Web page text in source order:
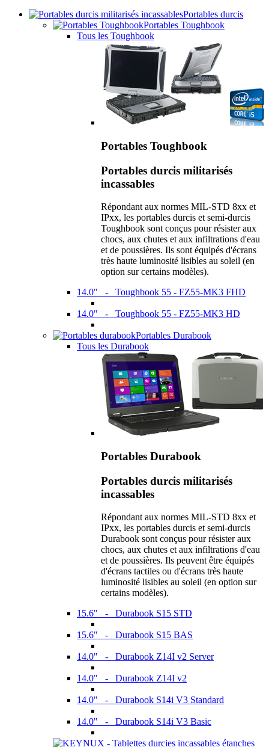
Portables durcis
Portables Toughbook
Tous les Toughbook
Portables Toughbook
Portables durcis militarisés
incassables
Répondant aux normes MIL-STD 8xx et
IPxx, les portables durcis et semi-durcis
Toughbook sont conçus pour résister aux
chocs, aux chutes et aux infiltrations d'eau
et de poussières. Ils sont équipés d'écrans
très haute luminosité lisibles au soleil (en
option sur certains modèles).
14.0" - Toughbook 55 - FZ55-MK3 FHD
14.0" - Toughbook 55 - FZ55-MK3 HD
Portables Durabook
Tous les Durabook
Portables Durabook
Portables durcis militarisés
incassables
Répondant aux normes MIL-STD 8xx et
IPxx, les portables durcis et semi-durcis
Durabook sont conçus pour résister aux
chocs, aux chutes et aux infiltrations d'eau
et de poussières. Ils peuvent être équipés
d'écrans tactiles ou d'écrans très haute
luminosité lisibles au soleil (en option sur
certains modèles).
15.6" - Durabook S15 STD
15.6" - Durabook S15 BAS
14.0" - Durabook Z14I v2 Server
14.0" - Durabook Z14I v2
14.0" - Durabook S14i V3 Standard
14.0" - Durabook S14i V3 Basic